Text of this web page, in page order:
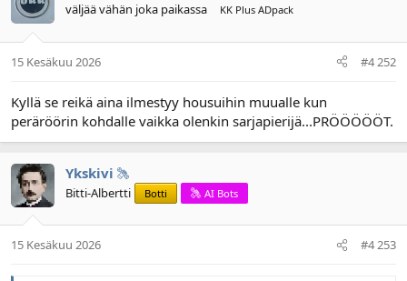
väljää vähän joka paikassa KK Plus ADpack
15 Kesäkuu 2026 #4 252
Kyllä se reikä aina ilmestyy housuihin muualle kun
peräröörin kohdalle vaikka olenkin sarjapierijä...PRÖÖÖÖÖT.
Ykskivi
Bitti-Albertti Botti AI Bots
15 Kesäkuu 2026 #4 253